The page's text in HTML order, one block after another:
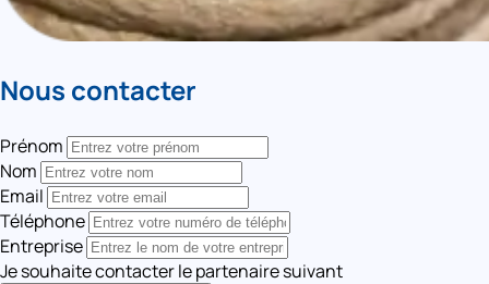
Nous contacter
Prénom
Nom
Email
Téléphone
Entreprise
Je souhaite contacter le partenaire suivant